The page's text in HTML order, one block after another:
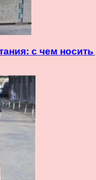
с чем носить